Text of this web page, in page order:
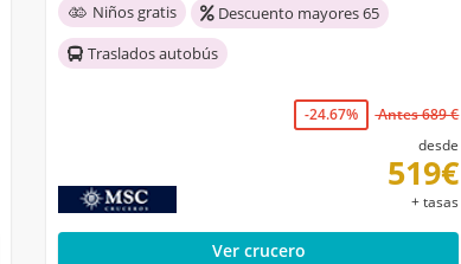
Niños gratis
Descuento mayores 65
Traslados autobús
-24.67%
Antes 689 €
desde
519€
+ tasas
Ver crucero